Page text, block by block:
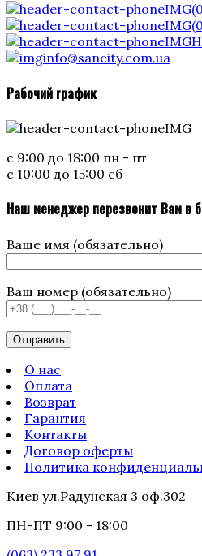
info@sancity.com.ua
Рабочий график
с 9:00 до 18:00 пн - пт
с 10:00 до 15:00 сб
Наш менеджер перезвонит Вам в
Ваше имя (обязательно)
Ваш номер (обязательно)
О нас
Оплата
Возврат
Гарантия
Контакты
Договор оферты
Политика
Киев ул.Радунская 3 оф.302
ПН-ПТ 9:00 - 18:00